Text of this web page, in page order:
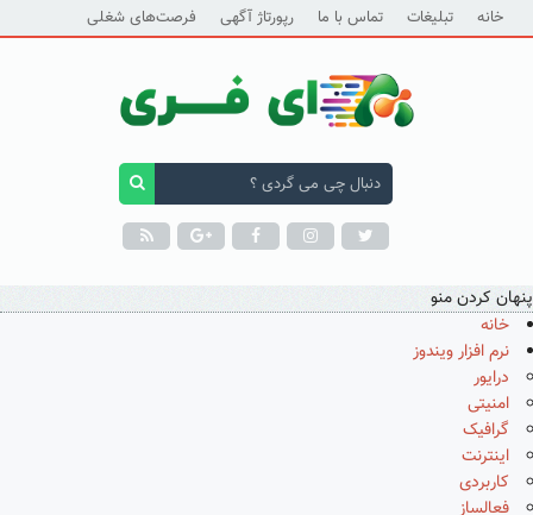
خانه تبلیغات تماس با ما رپورتاژ آگهی فرصت‌های شغلی
پنهان کردن منو
خانه
نرم افزار ویندوز
درایور
امنیتی
گرافیک
اینترنت
کاربردی
فعالساز